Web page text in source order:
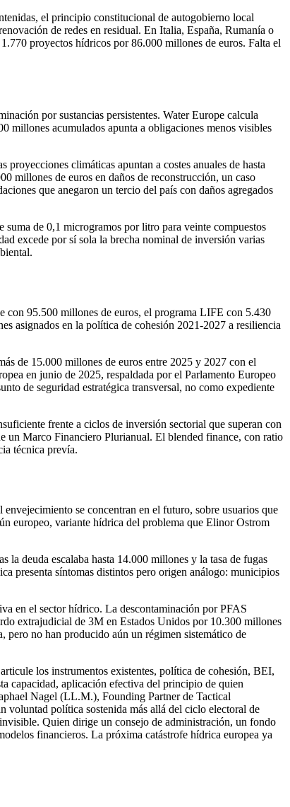
el principio constitucional de autogobierno local
de redes en residual. En Italia, España, Rumanía o
proyectos hídricos por 86.000 millones de euros. Falta el
por sustancias persistentes. Water Europe calcula
millones acumulados apunta a obligaciones menos visibles
climáticas apuntan a costes anuales de hasta
millones de euros en daños de reconstrucción, un caso
que anegaron un tercio del país con daños agregados
de 0,1 microgramos por litro para veinte compuestos
excede por sí sola la brecha nominal de inversión varias
con 95.500 millones de euros, el programa LIFE con 5.430
asignados en la política de cohesión 2021-2027 a resiliencia
de 15.000 millones de euros entre 2025 y 2027 con el
en junio de 2025, respaldada por el Parlamento Europeo
de seguridad estratégica transversal, no como expediente
frente a ciclos de inversión sectorial que superan con
un Marco Financiero Plurianual. El blended finance, con ratio
técnica prevía.
se concentran en el futuro, sobre usuarios que
europeo, variante hídrica del problema que Elinor Ostrom
deuda escalaba hasta 14.000 millones y la tasa de fugas
presenta síntomas distintos pero origen análogo: municipios
en el sector hídrico. La descontaminación por PFAS
extrajudicial de 3M en Estados Unidos por 10.300 millones
pero no han producido aún un régimen sistemático de
los instrumentos existentes, política de cohesión, BEI,
capacidad, aplicación efectiva del principio de quien
Nagel (LL.M.), Founding Partner de Tactical
política sostenida más allá del ciclo electoral de
Quien dirige un consejo de administración, un fondo
financieros. La próxima catástrofe hídrica europea ya